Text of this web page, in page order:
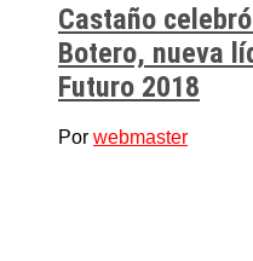
Castaño
Botero, nueva
Futuro 2018
Por webmaster